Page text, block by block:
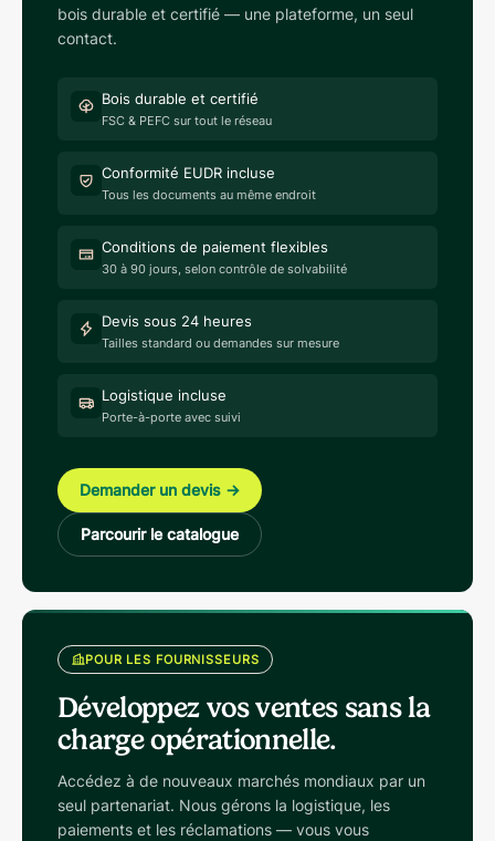
bois durable et certifié — une plateforme, un seul
contact.
Bois durable et certifié
FSC & PEFC sur tout le réseau
Conformité EUDR incluse
Tous les documents au même endroit
Conditions de paiement flexibles
30 à 90 jours, selon contrôle de solvabilité
Devis sous 24 heures
Tailles standard ou demandes sur mesure
Logistique incluse
Porte-à-porte avec suivi
Demander un devis →
Parcourir le catalogue
POUR LES FOURNISSEURS
Développez vos ventes sans la
charge opérationnelle.
Accédez à de nouveaux marchés mondiaux par un
seul partenariat. Nous gérons la logistique, les
paiements et les réclamations — vous vous